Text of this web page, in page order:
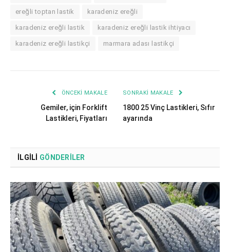
ereğli toptan lastik karadeniz ereğli
karadeniz ereğli lastik karadeniz ereğli lastik ihtiyacı
karadeniz ereğli lastikçi marmara adası lastikçi
ÖNCEKI MAKALE
Gemiler, için Forklift
Lastikleri, Fiyatları
SONRAKI MAKALE
1800 25 Vinç Lastikleri, Sıfır
ayarında
İLGILI GÖNDERILER